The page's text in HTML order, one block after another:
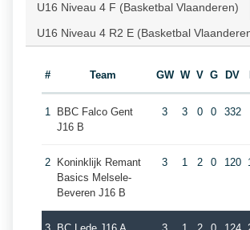
U16 Niveau 4 F (Basketbal Vlaanderen)
U16 Niveau 4 R2 E (Basketbal
# Team GW W V G DV
1
BBC Falco Gent
J16 B
3 3 0 0 332
2
Koninklijk Remant
Basics Melsele-
Beveren J16 B
3 1 2 0 120